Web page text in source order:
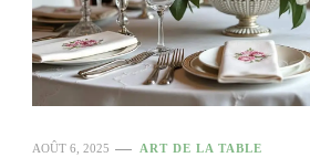
AOÛT 6, 2025 ART DE LA TABLE